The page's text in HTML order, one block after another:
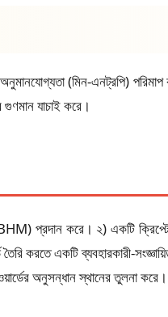
(মিন-এনট্রপি)
যাচাই করে।
প্রদান করে। ২) একটি
একটি ব্যবহারকারী-
অনুসন্ধান স্থানের তুলনা করে।